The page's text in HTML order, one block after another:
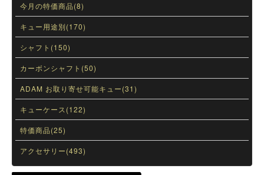
今月の特価商品(8)
キュー用途別(170)
シャフト(150)
カーボンシャフト(50)
ADAM お取り寄せ可能キュー(31)
キューケース(122)
特価商品(25)
アクセサリー(493)